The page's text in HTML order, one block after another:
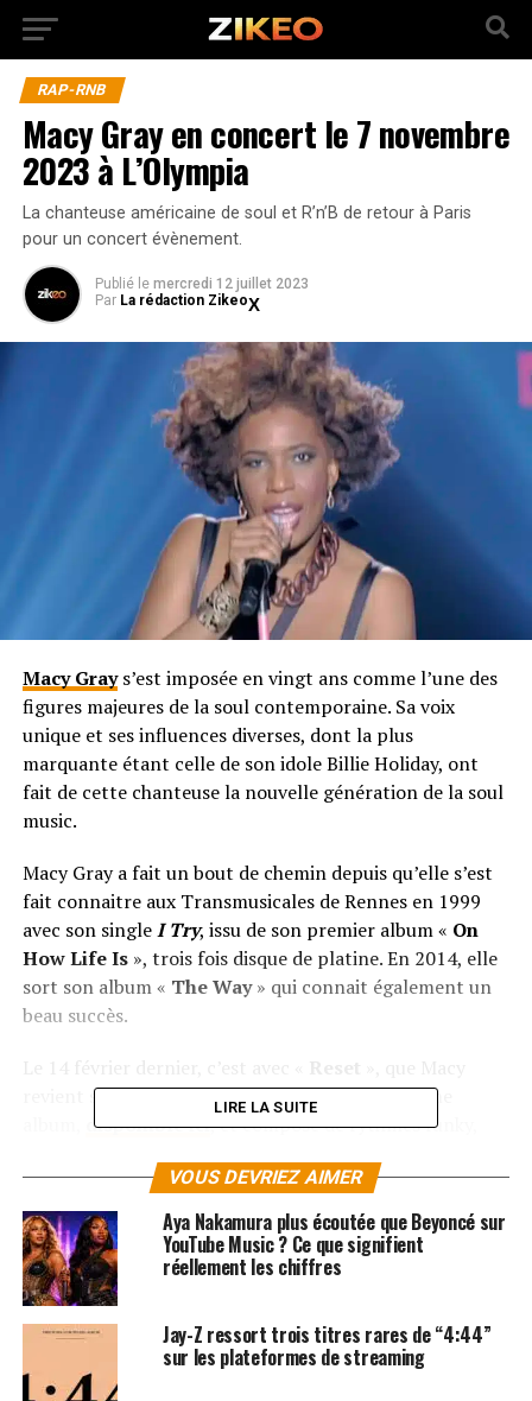
RAP-RNB
Macy Gray en concert le 7 novembre
2023 à L’Olympia
La chanteuse américaine de soul et R’n’B de retour à Paris
pour un concert évènement.
Publié le mercredi 12 juillet 2023
Par La rédaction Zikeo
Macy Grays’est imposée en vingt ans comme l’une des
figures majeures de la soul contemporaine. Sa voix
unique et ses influences diverses, dont la plus
marquante étant celle de son idole Billie Holiday, ont
fait de cette chanteuse la nouvelle génération de la soul
music.
Macy Gray a fait un bout de chemin depuis qu’elle s’est
fait connaitre aux Transmusicales de Rennes en 1999
avec son singleI Try, issu de son premier album « On
How Life Is», trois fois disque de platine. En 2014, elle
sort son album « The Way» qui connait également un
beau succès.
revient sur le devant de la scène. Avec un onzième
disponible ici, et composé de rythmes funky,
a une nouvelle fois séduit son public !
C’est en concert que Macy donne le meilleur d’elle-
même, dévoilant une présence vocale puissante et une
personnalité hors du commun. Elle sera sur la scène de
L’Olympiaà
6MICà Aix en Provencele18 novembre 2023
LIRE LA SUITE
VOUS DEVRIEZ AIMER
Aya Nakamura plus écoutée que Beyoncé sur
YouTube Music ? Ce que signifient
réellement les chiffres
Jay-Z ressort trois titres rares de “4:44”
sur les plateformes de streaming